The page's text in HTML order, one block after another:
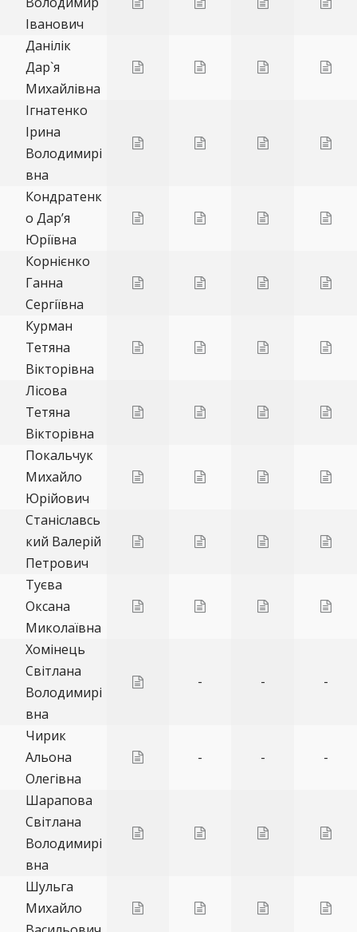
Іванович
Данілік
Дар`я
Михайлівна
Ігнатенко
Ірина
Володимирі
вна
Кондратенк
о Дар’я
Юріївна
Корнієнко
Ганна
Сергіївна
Курман
Тетяна
Вікторівна
Лісова
Тетяна
Вікторівна
Покальчук
Михайло
Юрійович
Станіславсь
кий Валерій
Петрович
Туєва
Оксана
Миколаївна
Хомінець
Світлана
Володимирі
вна
- - -
Чирик
Альона
Олегівна
- - -
Шарапова
Світлана
Володимирі
вна
Шульга
Михайло